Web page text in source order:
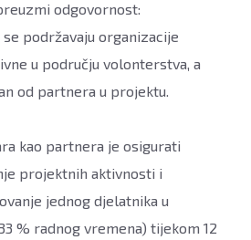
odgovornost:
se podržavaju organizacije
u području volonterstva, a
od partnera u projektu.
kao partnera je osigurati
projektnih aktivnosti i
jednog djelatnika u
% radnog vremena) tijekom 12